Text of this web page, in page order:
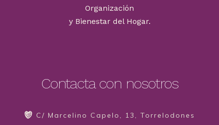
Organización
y Bienestar del Hogar.
Contacta con nosotros
C/ Marcelino Capelo, 13, Torrelodones